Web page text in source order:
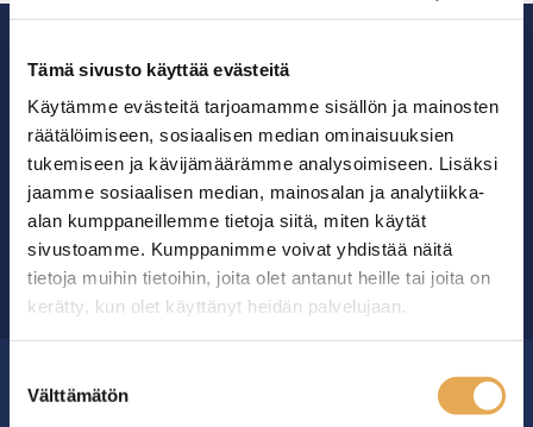
Tämä sivusto käyttää evästeitä
Käytämme evästeitä tarjoamamme sisällön ja mainosten
räätälöimiseen, sosiaalisen median ominaisuuksien
tukemiseen ja kävijämäärämme analysoimiseen. Lisäksi
jaamme sosiaalisen median, mainosalan ja analytiikka-
alan kumppaneillemme tietoja siitä, miten käytät
sivustoamme. Kumppanimme voivat yhdistää näitä
tietoja muihin tietoihin, joita olet antanut heille tai joita on
kerätty, kun olet käyttänyt heidän palvelujaan.
valinta
Välttämätön
Ammattikeittiöiden asialla.
29 vuoden kokemuksella ympäri Suomen
OTA YHTEYTTÄ ›